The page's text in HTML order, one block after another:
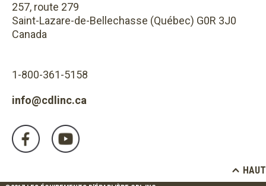
257, route 279
Saint-Lazare-de-Bellechasse (Québec) G0R 3J0
Canada
1-800-361-5158
info@cdlinc.ca
HAUT